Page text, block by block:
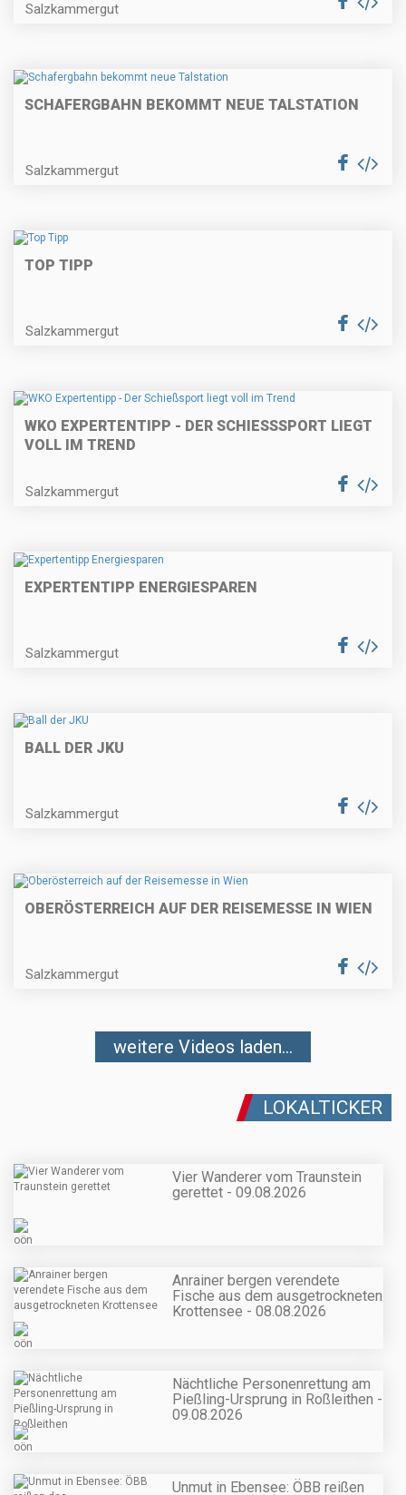
Salzkammergut
SCHAFERGBAHN BEKOMMT NEUE TALSTATION
Salzkammergut
TOP TIPP
Salzkammergut
WKO EXPERTENTIPP - DER SCHIESSSPORT LIEGT V
OLL IM TREND
Salzkammergut
EXPERTENTIPP ENERGIESPAREN
Salzkammergut
BALL DER JKU
Salzkammergut
OBERÖSTERREICH AUF DER REISEMESSE IN WIEN
Salzkammergut
weitere Videos laden...
LOKALTICKER
Vier Wanderer vom Traunstein
gerettet - 09.08.2026
Anrainer bergen verendete
Fische aus dem ausgetrockneten
Krottensee - 08.08.2026
Nächtliche Personenrettung am
Pießling-Ursprung in Roßleithen -
09.08.2026
Unmut in Ebensee: ÖBB reißen